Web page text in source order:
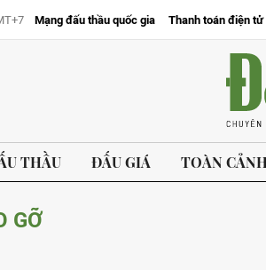
Mạng đấu thầu quốc gia Thanh toán điện tử
THẦU ĐẤU GIÁ TOÀN
GỠ